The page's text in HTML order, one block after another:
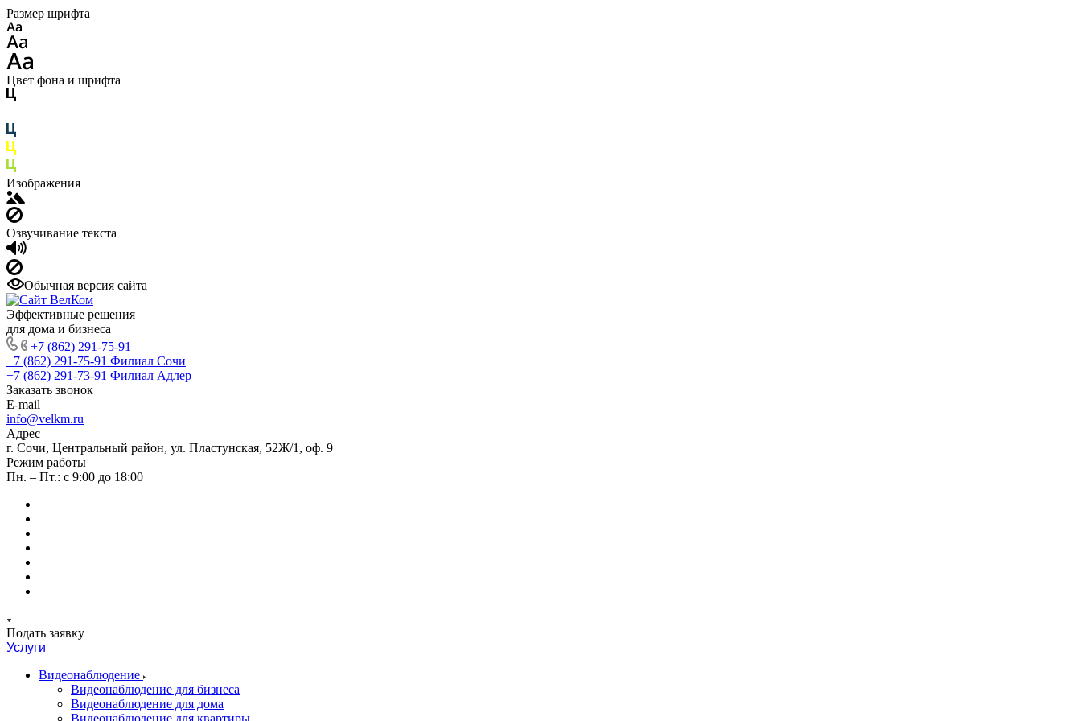
Размер шрифта
Цвет фона и шрифта
Изображения
Озвучивание текста
Обычная версия сайта
Эффективные решения
для дома и бизнеса
+7 (862) 291-75-91
+7 (862) 291-75-91 Филиал Сочи
+7 (862) 291-73-91 Филиал Адлер
Заказать звонок
E-mail
info@velkm.ru
Адрес
г. Сочи, Центральный район, ул. Пластунская, 52Ж/1, оф. 9
Режим работы
Пн. – Пт.: с 9:00 до 18:00
Подать заявку
Услуги
Видеонаблюдение
Видеонаблюдение для бизнеса
Видеонаблюдение для дома
Видеонаблюдение для квартиры